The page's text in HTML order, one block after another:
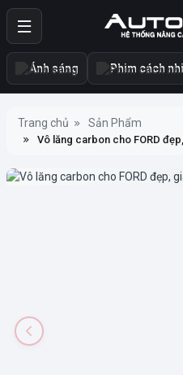
Ánh sáng Phim cách
Trang chủ Sản Phẩm
Vô lăng carbon cho FORD